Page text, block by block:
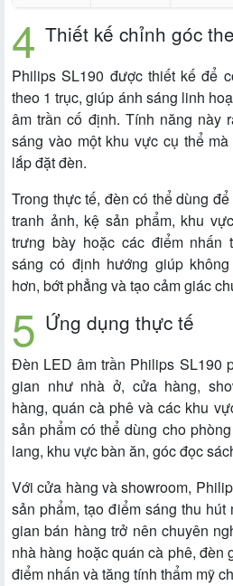
Thiết kế chỉnh góc
Philips SL190 được thiết kế để
theo 1 trục, giúp ánh sáng linh
âm trần cố định. Tính năng này
sáng vào một khu vực cụ thể
lắp đặt đèn.
Trong thực tế, đèn có thể dùng
tranh ảnh, kệ sản phẩm, khu
trưng bày hoặc các điểm nhấn
sáng có định hướng giúp
hơn, bớt phẳng và tạo cảm giác
Ứng dụng thực tế
Đèn LED âm trần Philips SL190
gian như nhà ở, cửa hàng,
hàng, quán cà phê và các khu
sản phẩm có thể dùng cho
lang, khu vực bàn ăn, góc đọc
Với cửa hàng và showroom,
sản phẩm, tạo điểm sáng thu
gian bán hàng trở nên chuyên
nhà hàng hoặc quán cà phê, đèn
điểm nhấn và tăng tính thẩm mỹ